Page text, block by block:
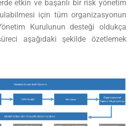
etkin ve başarılı bir risk yönetim
için tüm organizasyonun
Kurulunun desteği oldukça
aşağıdaki şekilde özetlemek